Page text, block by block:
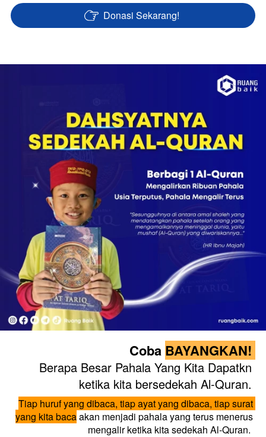
` Donasi Sekarang!
Coba BAYANGKAN!
Berapa Besar Pahala Yang Kita Dapatkn
ketika kita bersedekah Al-Quran.
Tiap huruf yang dibaca, tiap ayat yang dibaca, tiap surat
yang kita baca akan menjadi pahala yang terus menerus
mengalir ketika kita sedekah Al-Quran.